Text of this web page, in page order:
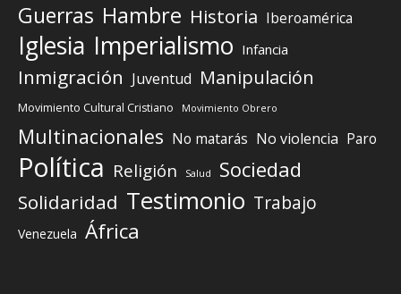
Guerras Hambre Historia Iberoamérica
Iglesia Imperialismo Infancia
Inmigración Juventud Manipulación
Movimiento Cultural Cristiano Movimiento Obrero
Multinacionales No matarás No violencia Paro
Política Religión Salud Sociedad
Solidaridad Testimonio Trabajo
Venezuela África